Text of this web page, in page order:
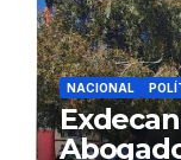
NACIONAL